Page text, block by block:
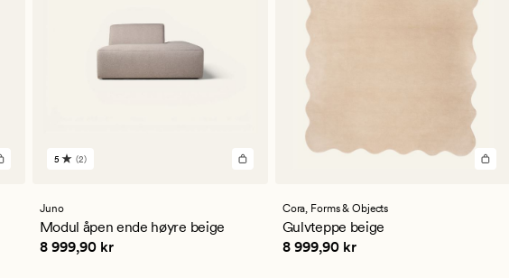
2
en
gjennomsnittlig
vurdering
på
5 (2)
Juno
Modul åpen ende høyre beige
Pris 8 999,90 kr
8 999,90 kr
Cora, Forms & Objects
Gulvteppe beige
Pris 8 999,90 kr
8 999,90 kr